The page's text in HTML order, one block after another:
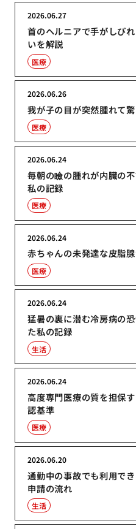
首のヘルニアで手がしび
いを解説
2026.06.27
医療
我が子の目が突然腫れて
2026.06.26
医療
毎朝の瞼の腫れが内臓の
私の記録
2026.06.24
医療
赤ちゃんの未発達な皮脂
2026.06.24
医療
猛暑の裏に潜む冷房病の
た私の記録
2026.06.24
生活
高度専門医療の質を担保
認基準
2026.06.24
医療
通勤中の事故でも利用で
申請の流れ
2026.06.20
生活